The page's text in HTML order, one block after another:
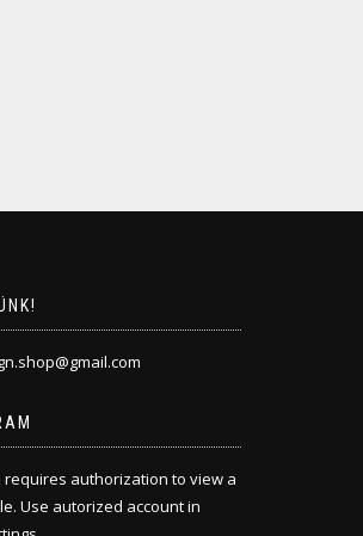
requires authorization to view a
Use autorized account in